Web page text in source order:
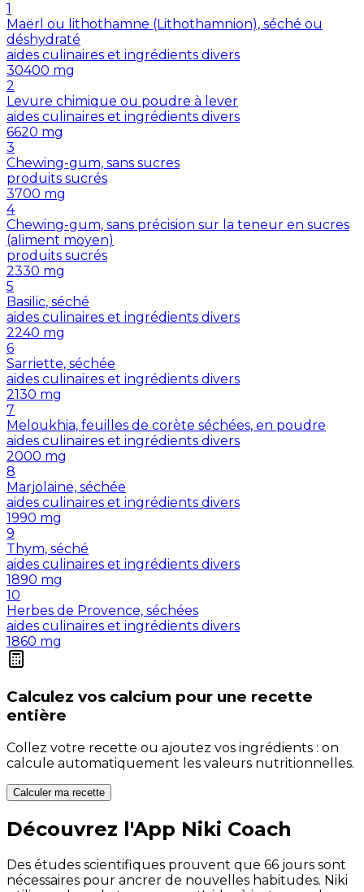
1
Maërl ou lithothamne (Lithothamnion), séché ou
déshydraté
aides culinaires et ingrédients divers
30400 mg
2
Levure chimique ou poudre à lever
aides culinaires et ingrédients divers
6620 mg
3
Chewing-gum, sans sucres
produits sucrés
3700 mg
4
Chewing-gum, sans précision sur la teneur en sucres
(aliment moyen)
produits sucrés
2330 mg
5
Basilic, séché
aides culinaires et ingrédients divers
2240 mg
6
Sarriette, séchée
aides culinaires et ingrédients divers
2130 mg
7
Meloukhia, feuilles de corète séchées, en poudre
aides culinaires et ingrédients divers
2000 mg
8
Marjolaine, séchée
aides culinaires et ingrédients divers
1990 mg
9
Thym, séché
aides culinaires et ingrédients divers
1890 mg
10
Herbes de Provence, séchées
aides culinaires et ingrédients divers
1860 mg
Calculez vos calcium pour une recette
entière
Collez votre recette ou ajoutez vos ingrédients : on
calcule automatiquement les valeurs nutritionnelles.
Calculer ma recette
Découvrez l'App Niki Coach
Des études scientifiques prouvent que 66 jours sont
nécessaires pour ancrer de nouvelles habitudes. Niki